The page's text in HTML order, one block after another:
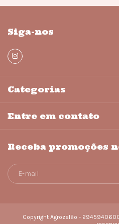
Siga-nos
Categorias
Entre em contato
Receba promoções
Copyright Agrozelão -